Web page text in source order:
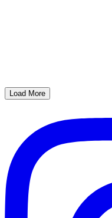
Load More